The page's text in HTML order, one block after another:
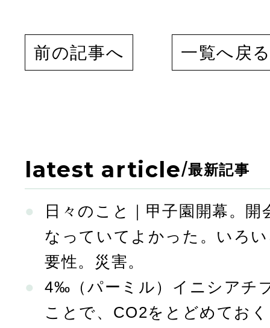
前の記事へ 一覧へ戻
latest article/最新記事
日々のこと｜甲子園開幕。
なっていてよかった。いろ
要性。災害。
4‰（パーミル）イニシアチ
ことで、CO2をとどめてお